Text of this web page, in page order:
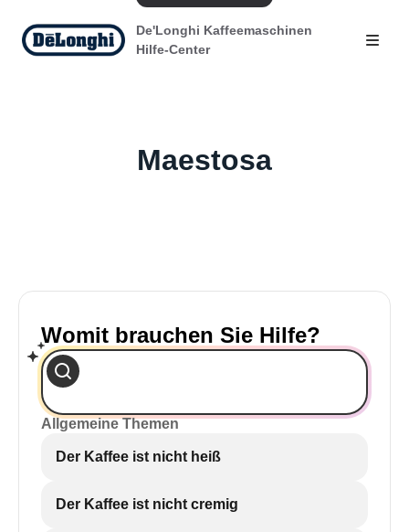
De'Longhi Kaffeemaschinen
Hilfe-Center
Maestosa
Womit brauchen Sie Hilfe?
Allgemeine Themen
Der Kaffee ist nicht heiß
Der Kaffee ist nicht cremig